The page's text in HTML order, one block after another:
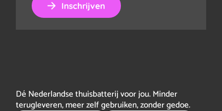
Inschrijven
Dé Nederlandse thuisbatterij voor jou. Minder
terugleveren, meer zelf gebruiken, zonder gedoe.